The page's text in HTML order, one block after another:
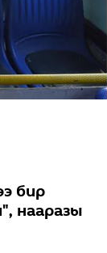
бир
нааразы